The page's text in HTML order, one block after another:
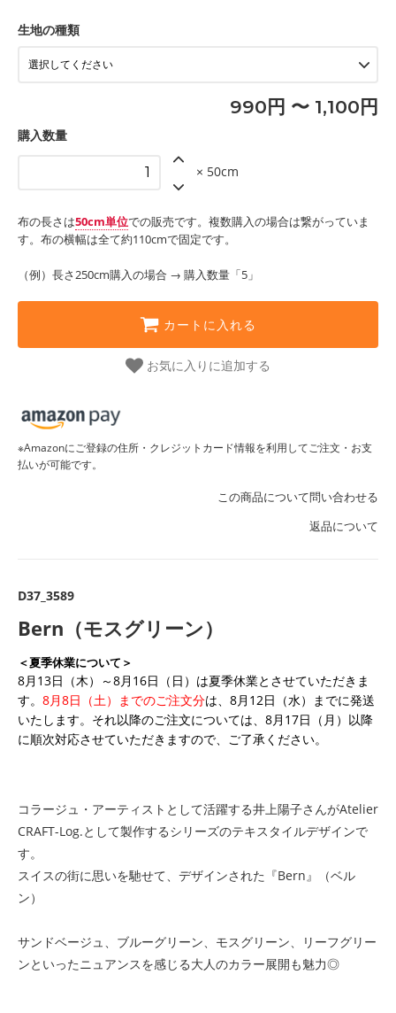
もっと詳しく見る
・工作用エプロン
もっと詳しく見る
生地の種類
990円 〜 1,100円
購入数量
× 50cm
布の長さは50cm単位での販売です。複数購入の場合は繋がっていま
す。布の横幅は全て約110cmで固定です。
（例）長さ250cm購入の場合 → 購入数量「5」
カートに入れる
お気に入りに追加する
※Amazonにご登録の住所・クレジットカード情報を利用してご注文・お支
払いが可能です。
この商品について問い合わせる
返品について
D37_3589
Bern（モスグリーン）
＜夏季休業について＞
8月13日（木）～8月16日（日）は夏季休業とさせていただきま
す。 8月8日（土）までのご注文分は、8月12日（水）までに発送
いたします。それ以降のご注文については、8月17日（月）以降
に順次対応させていただきますので、ご了承ください。
コラージュ・アーティストとして活躍する井上陽子さんがAtelier
CRAFT-Log.として製作するシリーズのテキスタイルデザインで
す。
スイスの街に思いを馳せて、デザインされた『Bern』（ベル
ン）
サンドベージュ、ブルーグリーン、モスグリーン、リーフグリー
ンといったニュアンスを感じる大人のカラー展開も魅力◎